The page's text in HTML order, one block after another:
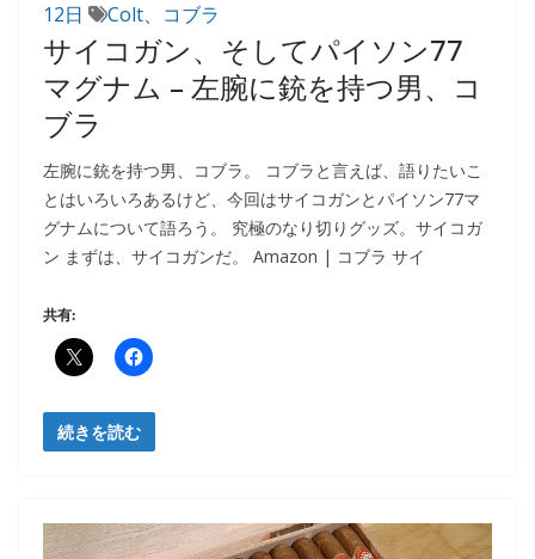
12日
Colt、 コブラ
サイコガン、そしてパイソン77
マグナム – 左腕に銃を持つ男、コ
ブラ
左腕に銃を持つ男、コブラ。 コブラと言えば、語りたいこ
とはいろいろあるけど、今回はサイコガンとパイソン77マ
グナムについて語ろう。 究極のなり切りグッズ。サイコガ
ン まずは、サイコガンだ。 Amazon | コブラ サイ
共有:
続きを読む